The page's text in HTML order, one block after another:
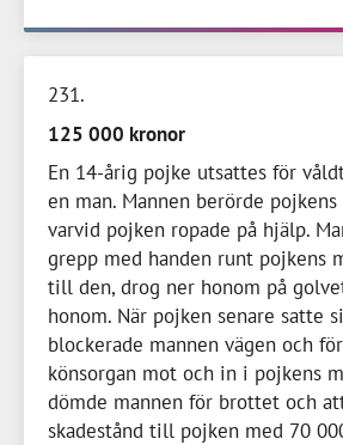
231
125 000 kronor
En 14-årig pojke utsattes för
en man. Mannen berörde pojkens
varvid pojken ropade på hjälp.
grepp med handen runt pojkens
till den, drog ner honom på
honom. När pojken senare satte
blockerade mannen vägen och
könsorgan mot och in i pojkens
dömde mannen för brottet och
skadestånd till pojken med 70